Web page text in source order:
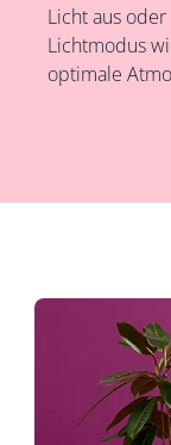
Licht aus
Lichtmodus
optimale